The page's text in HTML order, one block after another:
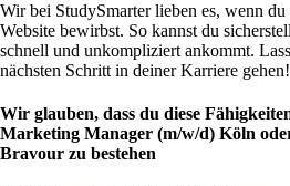
Wir bei StudySmarter lieben es, wenn
Website bewirbst. So kannst du
schnell und unkompliziert ankommt.
nächsten Schritt in deiner Karriere gehen!
Wir glauben, dass du diese
Marketing Manager (m/w/d) Köln
Bravour zu bestehen